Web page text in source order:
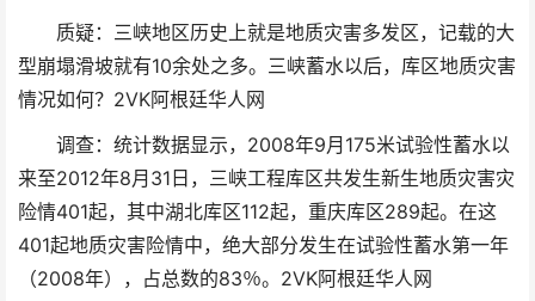
质疑：三峡地区历史上就是地质灾害多发区，记载的大
型崩塌滑坡就有10余处之多。三峡蓄水以后，库区地质灾害
情况如何？ 2VK阿根廷华人网
调查：统计数据显示，2008年9月175米试验性蓄水以
来至2012年8月31日，三峡工程库区共发生新生地质灾害灾
险情401起，其中湖北库区112起，重庆库区289起。在这
401起地质灾害险情中，绝大部分发生在试验性蓄水第一年
（2008年），占总数的83％。 2VK阿根廷华人网